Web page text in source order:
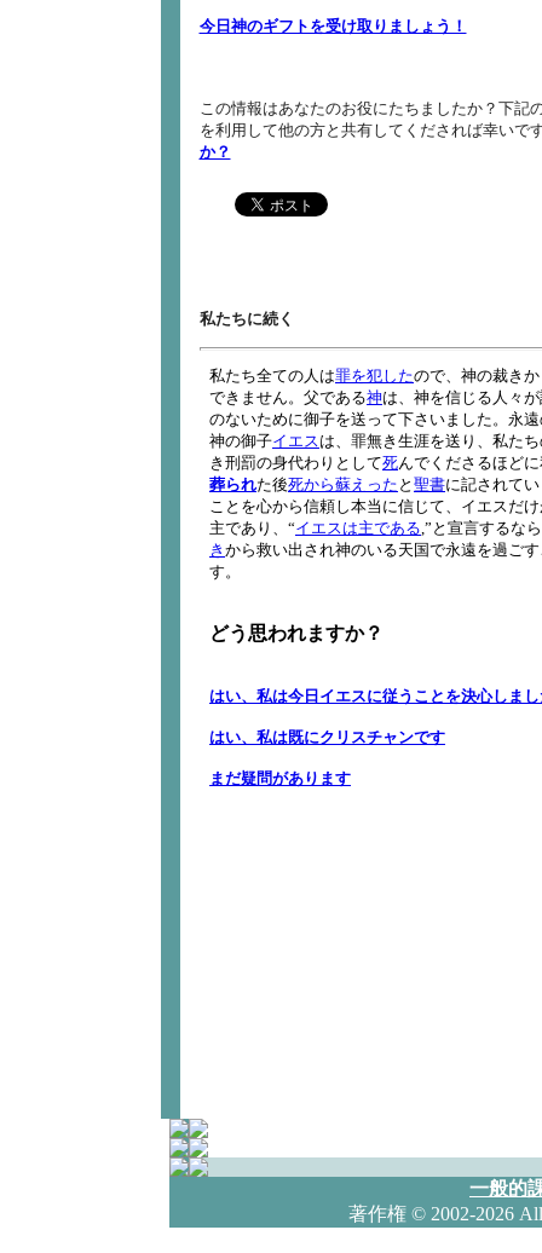
今日神のギフトを受け取りましょう！
この情報はあなたのお役にたちましたか？下記
を利用して他の方と共有してくだされば幸いで
か？
私たちに続く
一般的
著作権© 2002-2026